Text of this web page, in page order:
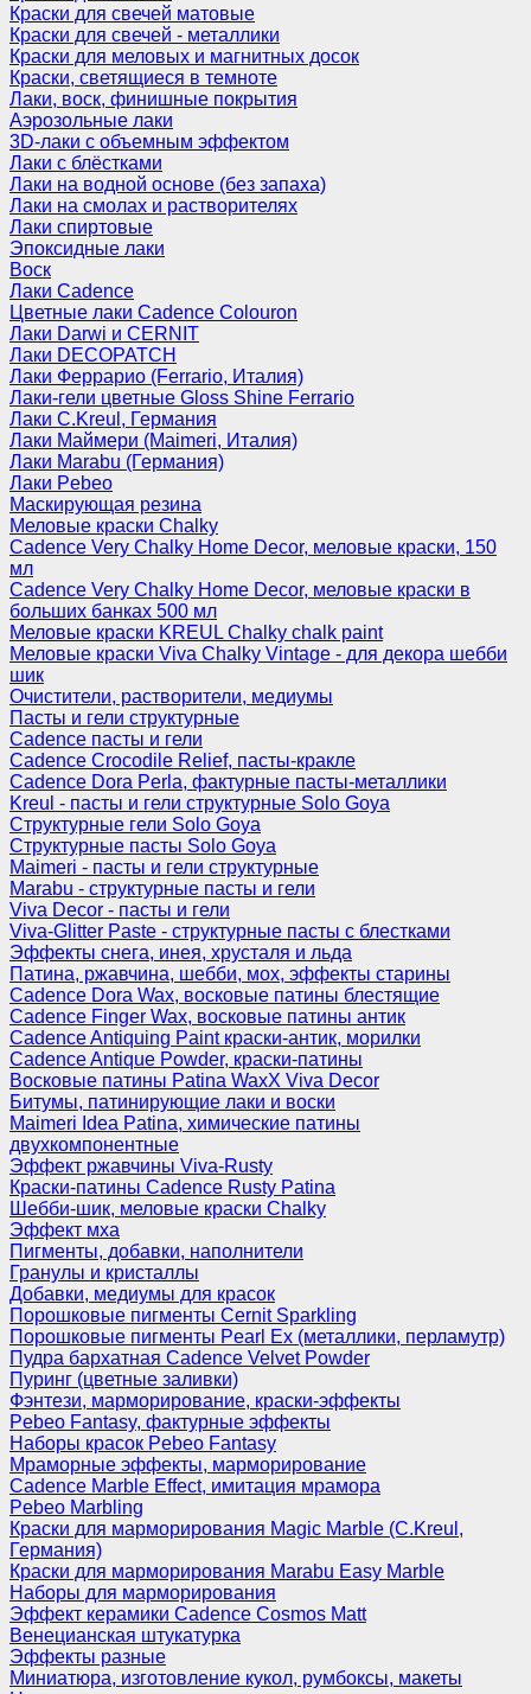
Краски для свечей матовые
Краски для свечей - металлики
Краски для меловых и магнитных досок
Краски, светящиеся в темноте
Лаки, воск, финишные покрытия
Аэрозольные лаки
3D-лаки с объемным эффектом
Лаки с блёстками
Лаки на водной основе (без запаха)
Лаки на смолах и растворителях
Лаки спиртовые
Эпоксидные лаки
Воск
Лаки Cadence
Цветные лаки Cadence Colouron
Лаки Darwi и CERNIT
Лаки DECOPATCH
Лаки Феррарио (Ferrario, Италия)
Лаки-гели цветные Gloss Shine Ferrario
Лаки C.Kreul, Германия
Лаки Маймери (Maimeri, Италия)
Лаки Marabu (Германия)
Лаки Pebeo
Маскирующая резина
Меловые краски Chalky
Cadence Very Chalky Home Decor, меловые краски, 150
мл
Cadence Very Chalky Home Decor, меловые краски в
больших банках 500 мл
Меловые краски KREUL Chalky chalk paint
Меловые краски Viva Chalky Vintage - для декора шебби
шик
Очистители, растворители, медиумы
Пасты и гели структурные
Cadence пасты и гели
Cadence Crocodile Relief, пасты-кракле
Cadence Dora Perla, фактурные пасты-металлики
Kreul - пасты и гели структурные Solo Goya
Структурные гели Solo Goya
Структурные пасты Solo Goya
Maimeri - пасты и гели структурные
Marabu - структурные пасты и гели
Viva Decor - пасты и гели
Viva-Glitter Paste - структурные пасты с блестками
Эффекты снега, инея, хрусталя и льда
Патина, ржавчина, шебби, мох, эффекты старины
Cadence Dora Wax, восковые патины блестящие
Cadence Finger Wax, восковые патины антик
Сadence Antiquing Paint краски-антик, морилки
Cadence Antique Powder, краски-патины
Восковые патины Patina WaxX Viva Decor
Битумы, патинирующие лаки и воски
Maimeri Idea Patina, химические патины
двухкомпонентные
Эффект ржавчины Viva-Rusty
Краски-патины Cadence Rusty Patina
Шебби-шик, меловые краски Chalky
Эффект мха
Пигменты, добавки, наполнители
Гранулы и кристаллы
Добавки, медиумы для красок
Порошковые пигменты Cernit Sparkling
Порошковые пигменты Pearl Ex (металлики, перламутр)
Пудра бархатная Cadence Velvet Powder
Пуринг (цветные заливки)
Фэнтези, марморирование, краски-эффекты
Pebeo Fantasy, фактурные эффекты
Наборы красок Pebeo Fantasy
Мраморные эффекты, марморирование
Cadence Marble Effect, имитация мрамора
Pebeo Marbling
Краски для марморирования Magic Marble (C.Kreul,
Германия)
Краски для марморирования Marabu Easy Marble
Наборы для марморирования
Эффект керамики Cadence Cosmos Matt
Венецианская штукатурка
Эффекты разные
Миниатюра, изготовление кукол, румбоксы, макеты